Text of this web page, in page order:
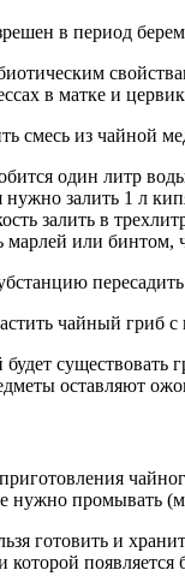
в период
в матке и
смесь из чайной
один литр
нужно залить 1 л
залить в
марлей или бинтом,
чайный гриб
будет
оставляют
нужно промывать
готовить и
которой